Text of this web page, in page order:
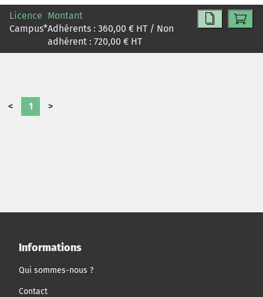
Vous êtes nommé responsable marketing de la Maison
des Bordeaux et des Bordeaux Supérieurs lorsque le
projet E - motif arrive entre vos mains ...
Licence
Campus*
Montant
Adhérents : 360,00 € HT / Non
adhérent : 720,00 € HT
< 1 >
Informations
Qui sommes-nous ?
Contact